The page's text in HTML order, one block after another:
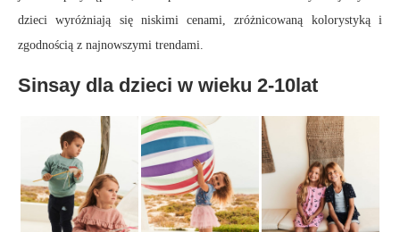
dzieci wyróżniają się niskimi cenami, zróżnicowaną kolorystyką i
zgodnością z najnowszymi trendami.
Sinsay dla dzieci w wieku 2-10lat